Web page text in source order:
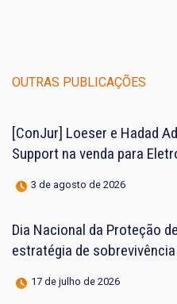
OUTRAS PUBLICAÇÕES
[ConJur] Loeser e Hadad
Support na venda para
3 de agosto de 2026
Dia Nacional da Proteção
estratégia de sobrevivência
17 de julho de 2026